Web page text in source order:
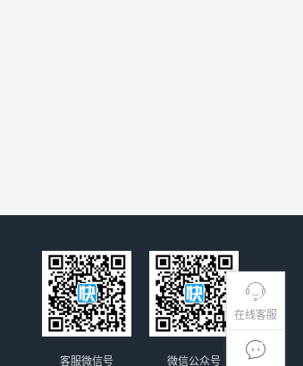
在线客服
微信公众号
客服微信号